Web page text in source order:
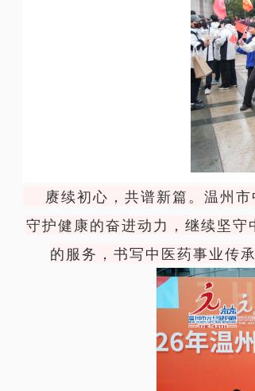
赓续初心，共谱新篇。温州市
守护健康的奋进动力，继续坚
的服务，书写中医药事业传